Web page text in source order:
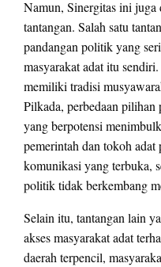
Namun, Sinergitas ini juga
tantangan. Salah satu
pandangan politik yang
masyarakat adat itu
memiliki tradisi
Pilkada, perbedaan
yang berpotensi
pemerintah dan tokoh
komunikasi yang terbuka,
politik tidak berkembang
Selain itu, tantangan lain
akses masyarakat adat
daerah terpencil,